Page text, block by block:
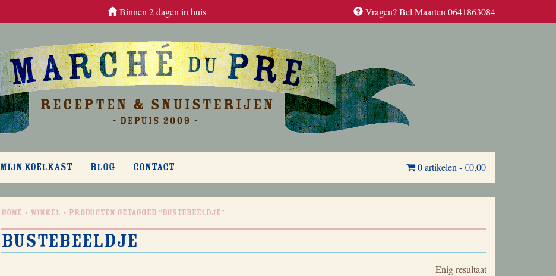
Binnen 2 dagen in huis Vragen? Bel Maarten 0641863084
MIJN KOELKAST BLOG CONTACT 0 artikelen -€0,00
Home Winkel Producten getagged “bustebeeldje”
bustebeeldje
Enig resultaat